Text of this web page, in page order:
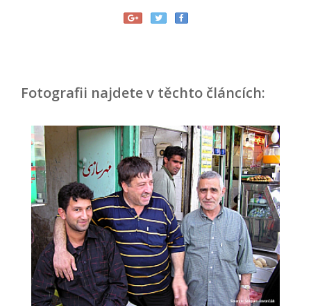
Fotografii najdete v těchto článcích: